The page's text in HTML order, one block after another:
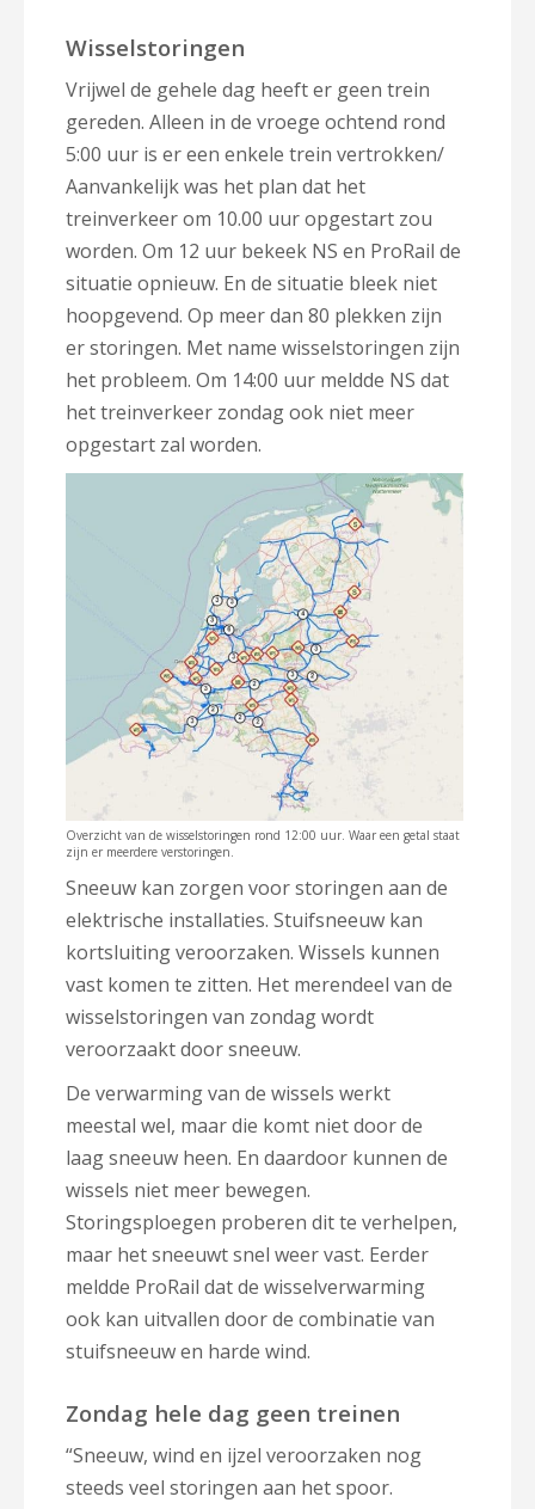
Wisselstoringen
Vrijwel de gehele dag heeft er geen trein
gereden. Alleen in de vroege ochtend rond
5:00 uur is er een enkele trein vertrokken/
Aanvankelijk was het plan dat het
treinverkeer om 10.00 uur opgestart zou
worden. Om 12 uur bekeek NS en ProRail de
situatie opnieuw. En de situatie bleek niet
hoopgevend. Op meer dan 80 plekken zijn
er storingen. Met name wisselstoringen zijn
het probleem. Om 14:00 uur meldde NS dat
het treinverkeer zondag ook niet meer
opgestart zal worden.
Overzicht van de wisselstoringen rond 12:00 uur. Waar een getal staat
zijn er meerdere verstoringen.
Sneeuw kan zorgen voor storingen aan de
elektrische installaties. Stuifsneeuw kan
kortsluiting veroorzaken. Wissels kunnen
vast komen te zitten. Het merendeel van de
wisselstoringen van zondag wordt
veroorzaakt door sneeuw.
De verwarming van de wissels werkt
meestal wel, maar die komt niet door de
laag sneeuw heen. En daardoor kunnen de
wissels niet meer bewegen.
Storingsploegen proberen dit te verhelpen,
maar het sneeuwt snel weer vast. Eerder
meldde ProRail dat de wisselverwarming
ook kan uitvallen door de combinatie van
stuifsneeuw en harde wind.
Zondag hele dag geen treinen
“Sneeuw, wind en ijzel veroorzaken nog
steeds veel storingen aan het spoor.